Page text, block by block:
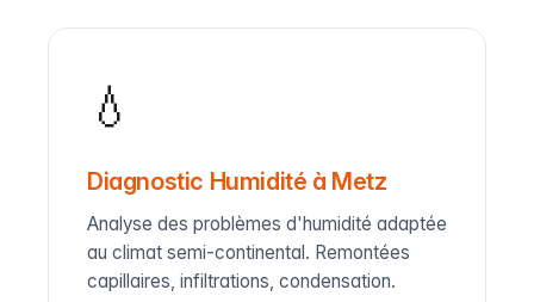
💧
Diagnostic Humidité à Metz
Analyse des problèmes d'humidité adaptée
au climat semi-continental. Remontées
capillaires, infiltrations, condensation.